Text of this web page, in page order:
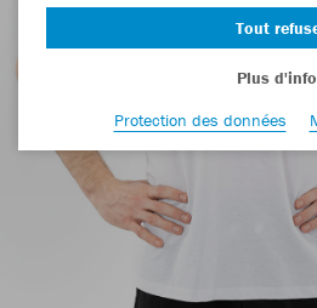
Tout
Plus
Protection des données